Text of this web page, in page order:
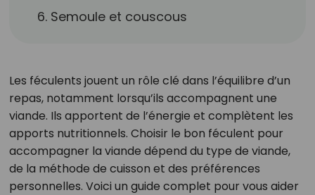
6. Semoule et couscous
Les féculents jouent un rôle clé dans l’équilibre d’un
repas, notamment lorsqu’ils accompagnent une
viande. Ils apportent de l’énergie et complètent les
apports nutritionnels. Choisir le bon féculent pour
accompagner la viande dépend du type de viande,
de la méthode de cuisson et des préférences
personnelles. Voici un guide complet pour vous aider